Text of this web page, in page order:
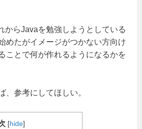
からJavaを勉強しようとしている
めたがイメージがつかない方向け
ことで何が作れるようになるかを
、参考にしてほしい。
[hide]